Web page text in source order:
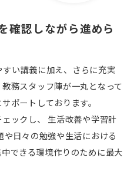
確認しながら進めら
い講義に加え、さらに充実
務スタッフ陣が一丸となって
ポートしております。
ックし、 生活改善や学習計
日々の勉強や生活における
できる環境作りのために最大